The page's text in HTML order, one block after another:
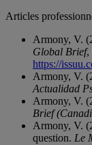
Articles
Armony, V.
Global Brief,
https://
Armony, V.
Actualidad
Armony, V.
Brief
Armony, V.
question. Le